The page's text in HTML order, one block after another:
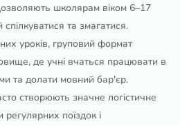
школярам віком 6–17
та змагатися.
уроків, груповий формат
де учні вчаться працювати в
та долати мовний бар'єр.
створюють значне логістичне
поїздок і